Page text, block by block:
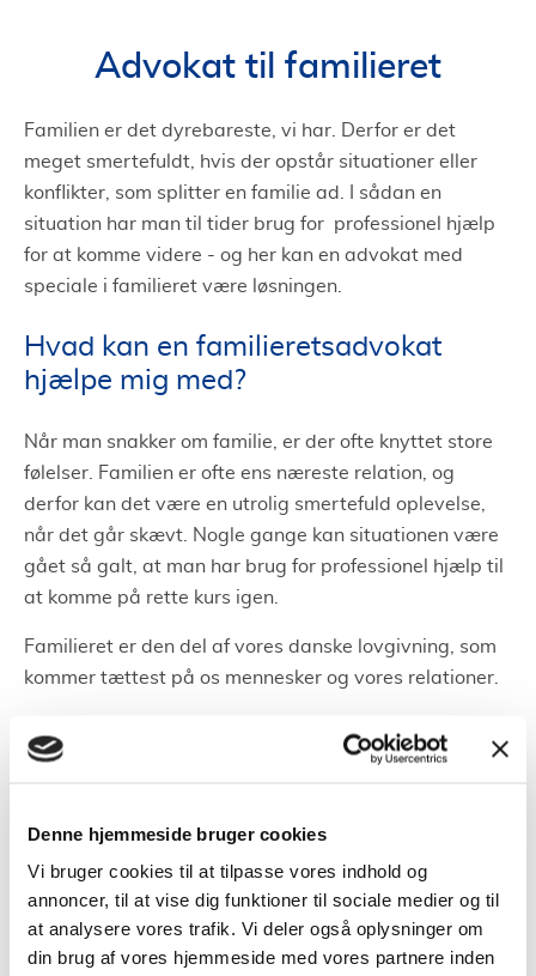
Denne hjemmeside bruger cookies
Vi bruger cookies til at tilpasse vores indhold og
annoncer, til at vise dig funktioner til sociale medier og til
at analysere vores trafik. Vi deler også oplysninger om
din brug af vores hjemmeside med vores partnere inden
Advokat til familieret
Familien er det dyrebareste, vi har. Derfor er det
meget smertefuldt, hvis der opstår situationer eller
konflikter, som splitter en familie ad. I sådan en
situation har man til tider brug for professionel hjælp
for at komme videre - og her kan en advokat med
speciale i familieret være løsningen.
Hvad kan en familieretsadvokat
hjælpe mig med?
Når man snakker om familie, er der ofte knyttet store
følelser. Familien er ofte ens næreste relation, og
derfor kan det være en utrolig smertefuld oplevelse,
når det går skævt. Nogle gange kan situationen være
gået så galt, at man har brug for professionel hjælp til
at komme på rette kurs igen.
Familieret er den del af vores danske lovgivning, som
kommer tættest på os mennesker og vores relationer.
de er nødt til at få håndteret deres familiekonflikt
en familieretsadvokat. Det kan handle om en
skilsmissesag, eller om, hvem der er mest egnet til at
få forældremyndigheden over fælles børn.